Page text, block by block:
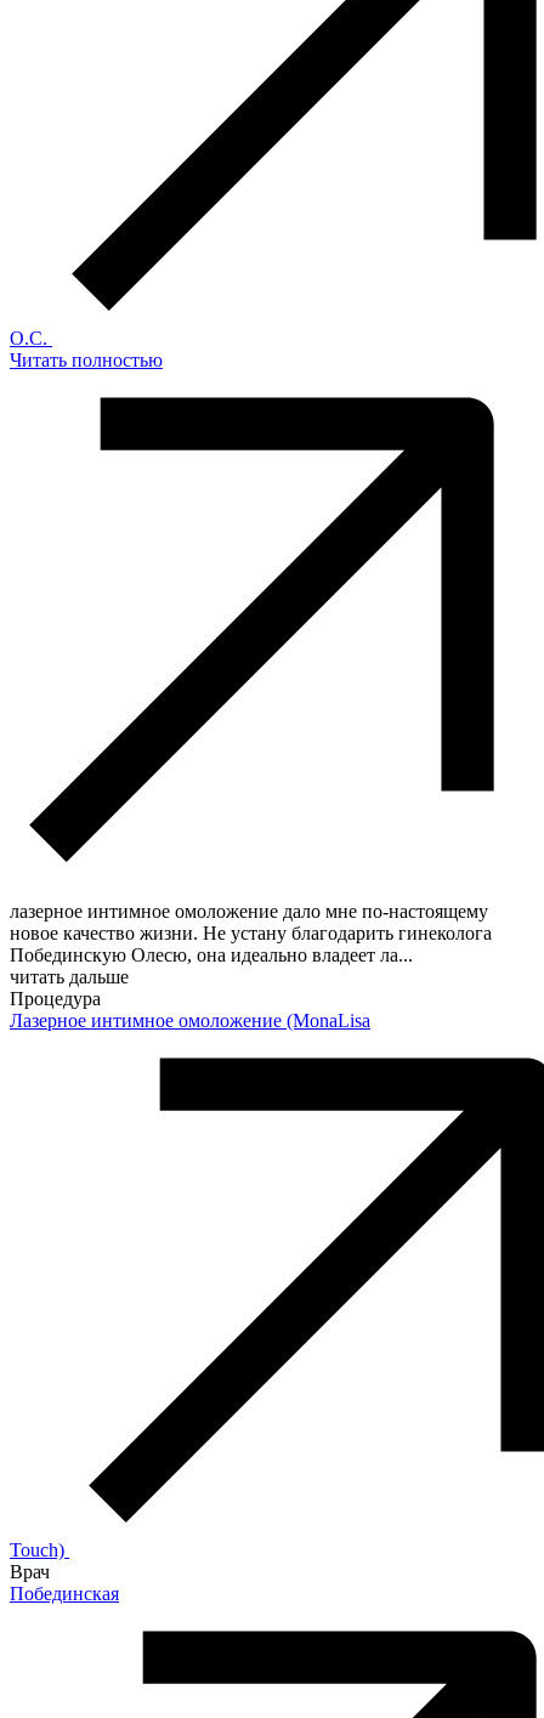
О.С.
Читать полностью
лазерное интимное омоложение дало мне по-настоящему
новое качество жизни. Не устану благодарить гинеколога
Побединскую Олесю, она идеально владеет ла...
читать дальше
Процедура
Лазерное интимное омоложение (MonaLisa
Touch)
Врач
Побединская